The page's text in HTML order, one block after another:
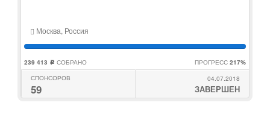
Москва, Россия
239 413 c СОБРАНО ПРОГРЕСС 217%
СПОНСОРОВ
59
04.07.2018
ЗАВЕРШЕН